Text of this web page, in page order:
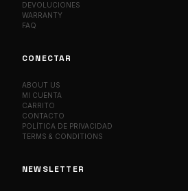
DEVOLUCIONES
WARRANTY
FAQ
CONECTAR
ABOUT US
MI CUENTA
CARRITO
CONTACTO
POLÍTICA DE PRIVACIDAD
TERMS & CONDITIONS
NEWSLETTER